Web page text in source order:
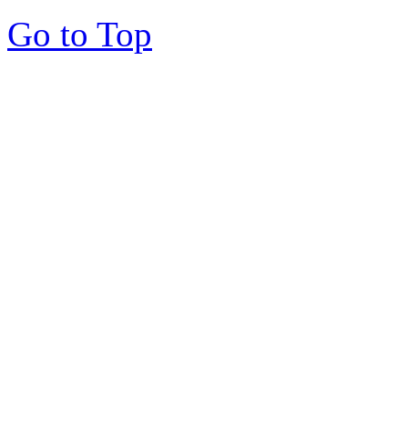
Go to Top